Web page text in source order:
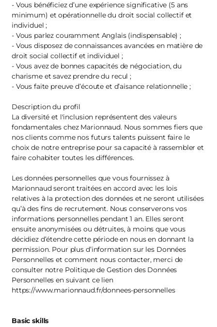
- Vous bénéficiez d’une expérience significative (5 ans
minimum) et opérationnelle du droit social collectif et
individuel ;
- Vous parlez couramment Anglais (indispensable) ;
- Vous disposez de connaissances avancées en matière de
droit social collectif et individuel ;
- Vous avez de bonnes capacités de négociation, du
charisme et savez prendre du recul ;
- Vous faite preuve d’écoute et d’aisance relationnelle ;
Description du profil
La diversité et l'inclusion représentent des valeurs
fondamentales chez Marionnaud. Nous sommes fiers que
nos clients comme nos futurs talents puissent faire le
choix de notre entreprise pour sa capacité à rassembler et
faire cohabiter toutes les différences.
Les données personnelles que vous fournissez à
Marionnaud seront traitées en accord avec les lois
relatives à la protection des données et ne seront utilisées
qu’à des fins de recrutement. Nous conserverons vos
informations personnelles pendant 1 an. Elles seront
ensuite anonymisées ou détruites, à moins que vous
décidiez d’étendre cette période en nous en donnant la
permission. Pour plus d’information sur les Données
Personnelles et comment nous contacter, merci de
consulter notre Politique de Gestion des Données
Personnelles en suivant ce lien
https://www.marionnaud.fr/donnees-personnelles
Basic skills